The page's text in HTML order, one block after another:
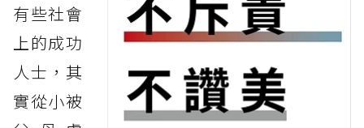
有些社會
上的成功
人士，其
實從小被